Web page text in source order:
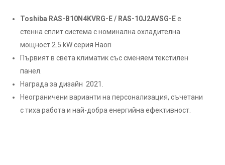
Toshiba RAS-B10N4KVRG-E / RAS-10J2AVSG-Eе
стенна сплит система с номинална охладителна
мощност 2.5 kW серия Haori
Първият в света климатик със сменяем текстилен
панел.
Награда за дизайн 2021.
Неограничени варианти на персонализация, съчетани
с тиха работа и най-добра енергийна ефективност.